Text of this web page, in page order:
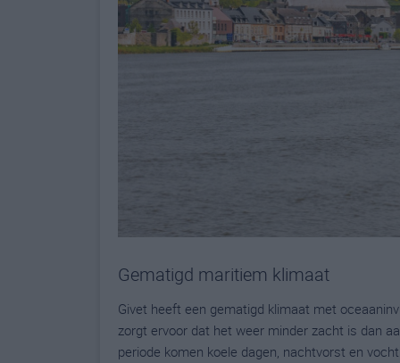
Gematigd maritiem klimaat
Givet heeft een gematigd klimaat met
zorgt ervoor dat het weer minder zacht is dan
periode komen koele dagen, nachtvorst en